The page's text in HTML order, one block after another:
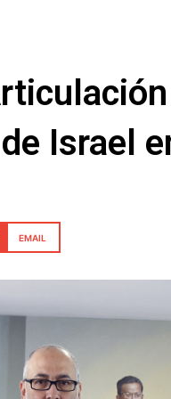
Israel
EMAIL